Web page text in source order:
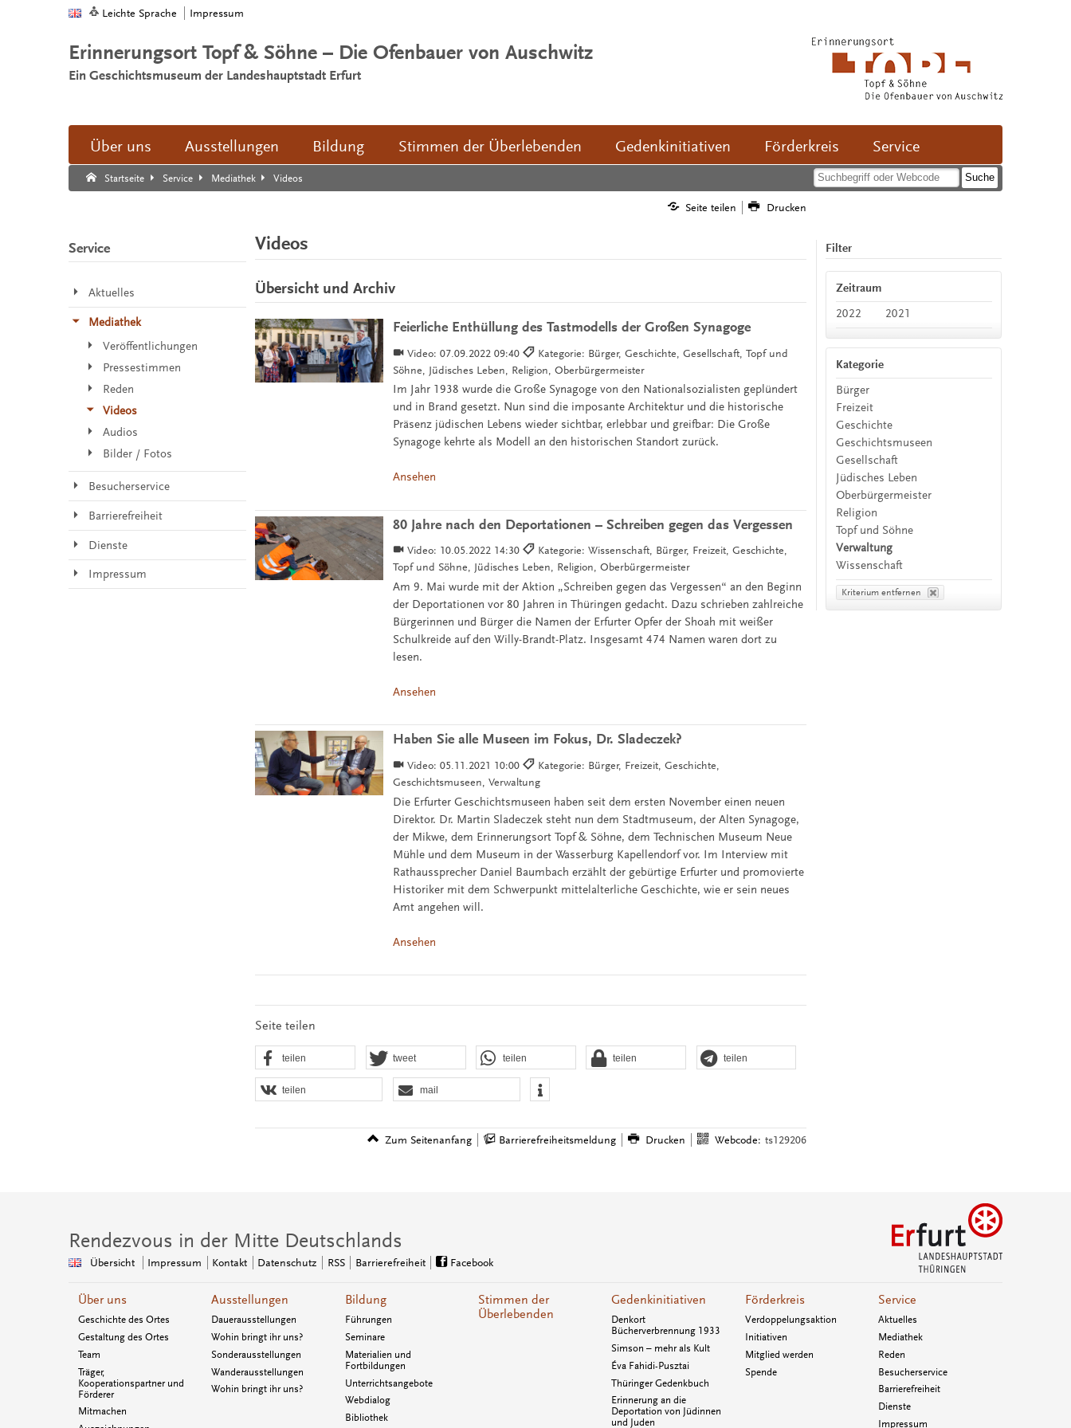
Leichte Sprache Impressum
Erinnerungsort Topf & Söhne – Die Ofenbauer von Auschwitz
Ein Geschichtsmuseum der Landeshauptstadt Erfurt
Über uns Ausstellungen Bildung Stimmen der Überlebenden Gedenkinitiativen Förderkreis Service
Startseite Service Mediathek Videos
Suche:
Suche Ende.
Seite teilen Drucken
Videos
Übersicht und Archiv
Feierliche Enthüllung des Tastmodells der Großen Synagoge
Video:07.09.2022 09:40
Kategorie: Bürger, Geschichte, Gesellschaft, Topf und
Söhne, Jüdisches Leben, Religion, Oberbürgermeister
Im Jahr 1938 wurde die Große Synagoge von den Nationalsozialisten geplündert
und in Brand gesetzt. Nun sind die imposante Architektur und die historische
Präsenz jüdischen Lebens wieder sichtbar, erlebbar und greifbar: Die Große
Synagoge kehrte als Modell an den historischen Standort zurück.
Ansehen
80 Jahre nach den Deportationen – Schreiben gegen das Vergessen
Video: 10.05.2022 14:30
Kategorie: Wissenschaft, Bürger, Freizeit, Geschichte,
Topf und Söhne, Jüdisches Leben, Religion, Oberbürgermeister
Am 9. Mai wurde mit der Aktion „Schreiben gegen das Vergessen“ an den Beginn
der Deportationen vor 80 Jahren in Thüringen gedacht. Dazu schrieben zahlreiche
Bürgerinnen und Bürger die Namen der Erfurter Opfer der Shoah mit weißer
Schulkreide auf den Willy-Brandt-Platz. Insgesamt 474 Namen waren dort zu
lesen.
Ansehen
Haben Sie alle Museen im Fokus, Dr. Sladeczek?
Video:05.11.2021 10:00
Kategorie: Bürger, Freizeit, Geschichte,
Geschichtsmuseen, Verwaltung
Die Erfurter Geschichtsmuseen haben seit dem ersten November einen neuen
Direktor. Dr. Martin Sladeczek steht nun dem Stadtmuseum, der Alten Synagoge,
der Mikwe, dem Erinnerungsort Topf & Söhne, dem Technischen Museum Neue
Mühle und dem Museum in der Wasserburg Kapellendorf vor. Im Interview mit
Rathaussprecher Daniel Baumbach erzählt der gebürtige Erfurter und promovierte
Historiker mit dem Schwerpunkt mittelalterliche Geschichte, wie er sein neues
Amt angehen will.
Ansehen
Seite teilen
teilen tweet teilen teilen teilen
teilen mail
Zum Seitenanfang Barrierefreiheitsmeldung Drucken Webcode: ts129206
Filter
Zeitraum
2022
2021
Kategorie
Bürger
Freizeit
Geschichte
Geschichtsmuseen
Gesellschaft
Jüdisches Leben
Oberbürgermeister
Religion
Topf und Söhne
Verwaltung
Wissenschaft
Kriterium entfernen
Service
Aktuelles
Mediathek
Veröffentlichungen
Pressestimmen
Reden
Videos
Audios
Bilder / Fotos
Besucherservice
Barrierefreiheit
Dienste
Impressum
Rendezvous in der Mitte Deutschlands
Übersicht Impressum Kontakt Datenschutz RSS Barrierefreiheit Facebook
Über uns
Geschichte des Ortes
Gestaltung des Ortes
Team
Träger,
Kooperationspartner und
Förderer
Mitmachen
Ausstellungen
Dauerausstellungen
Wohin bringt ihr uns?
Sonderausstellungen
Wanderausstellungen
Wohin bringt ihr uns?
Bildung
Führungen
Seminare
Materialien und
Fortbildungen
Unterrichtsangebote
Webdialog
Bibliothek
Stimmen der
Überlebenden
Gedenkinitiativen
Denkort
Bücherverbrennung 1933
Simson – mehr als Kult
Éva Fahidi-Pusztai
Thüringer Gedenkbuch
Erinnerung an die
Deportation von Jüdinnen
und Juden
Förderkreis
Verdoppelungsaktion
Initiativen
Mitglied werden
Spende
Service
Aktuelles
Mediathek
Reden
Besucherservice
Barrierefreiheit
Dienste
Impressum